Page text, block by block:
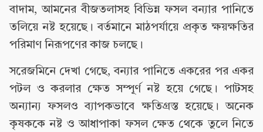
বাদাম, আমনের বীজতলাসহ বিভিন্ন ফসল বন্যার পানিতে
তলিয়ে নষ্ট হয়েছে। বর্তমানে মাঠপর্যায়ে প্রকৃত ক্ষয়ক্ষতির
পরিমাণ নিরূপণের কাজ চলছে।
সরেজমিনে দেখা গেছে, বন্যার পানিতে একরের পর একর
পটল ও করলার ক্ষেত সম্পূর্ণ নষ্ট হয়ে গেছে। পাটসহ
অন্যান্য ফসলও ব্যাপকভাবে ক্ষতিগ্রস্ত হয়েছে। অনেক
কৃষককে নষ্ট ও আধাপাকা ফসল ক্ষেত থেকে তুলে নিতে